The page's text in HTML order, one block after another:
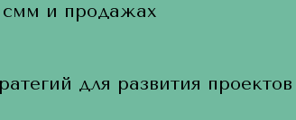
и продажах
для развития проектов